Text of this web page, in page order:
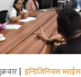
इन्डिजिनियस भ्वाईस